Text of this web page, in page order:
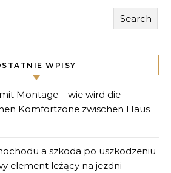
Search
WPISY
Montage – wie wird die
Komfortzone zwischen Haus
a szkoda po uszkodzeniu
element leżący na jezdni